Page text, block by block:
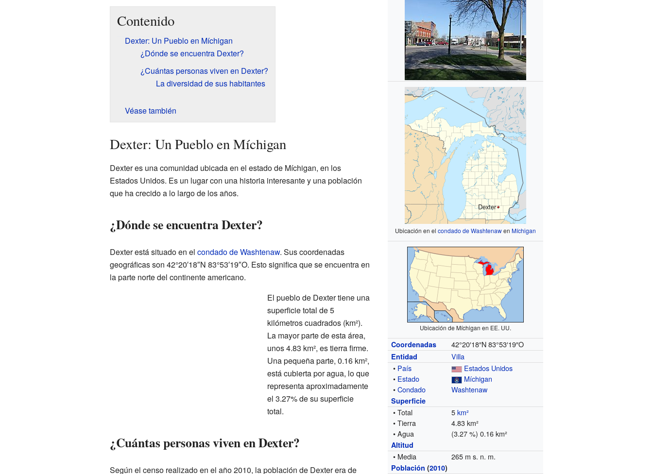
Dexter
Ubicación en elcondado de WashtenawenMíchigan
Ubicación de Míchigan en EE. UU.
Coordenadas 42°20′18″N 83°53′19″O
Entidad
Villa
• País
Estados Unidos
• Estado
Míchigan
•Condado Washtenaw
Superficie
• Total 5km²
• Tierra
4.83 km²
• Agua
(3.27 %) 0.16 km²
Altitud
• Media 265 m s. n. m.
Población (2010)
Contenido
Dexter: Un Pueblo en Míchigan
¿Dónde se encuentra Dexter?
¿Cuántas personas viven en Dexter?
La diversidad de sus habitantes
Véase también
Dexter: Un Pueblo en Míchigan
Dexter es una comunidad ubicada en el estado de Míchigan, en los
Estados Unidos. Es un lugar con una historia interesante y una población
que ha crecido a lo largo de los años.
¿Dónde se encuentra Dexter?
Dexter está situado en el condado de Washtenaw. Sus coordenadas
geográficas son 42°20′18″N 83°53′19″O. Esto significa que se encuentra en
la parte norte del continente americano.
El pueblo de Dexter tiene una
superficie total de 5
kilómetros cuadrados (km²).
La mayor parte de esta área,
unos 4.83 km², es tierra firme.
Una pequeña parte, 0.16 km²,
está cubierta por agua, lo que
representa aproximadamente
el 3.27% de su superficie
total.
¿Cuántas personas viven en Dexter?
Según el censo realizado en el año 2010, la población de Dexter era de